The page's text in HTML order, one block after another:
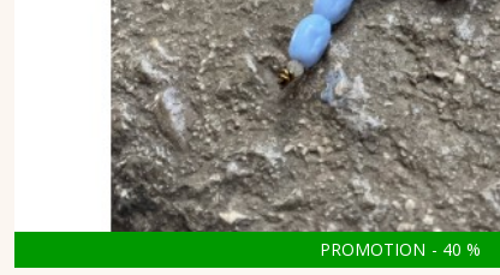
PROMOTION - 40 %